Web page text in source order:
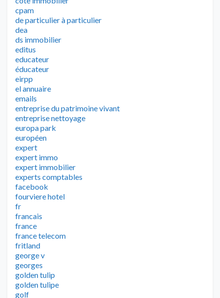
cpam
de particulier à particulier
dea
ds immobilier
editus
educateur
éducateur
eirpp
el annuaire
emails
entreprise du patrimoine vivant
entreprise nettoyage
europa park
européen
expert
expert immo
expert immobilier
experts comptables
facebook
fourviere hotel
fr
francais
france
france telecom
fritland
george v
georges
golden tulip
golden tulipe
golf